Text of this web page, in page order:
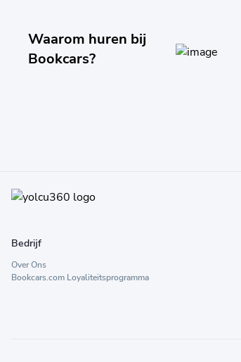
Waarom huren bij
Bookcars?
Bedrijf
Over Ons
Bookcars.com Loyaliteitsprogramma